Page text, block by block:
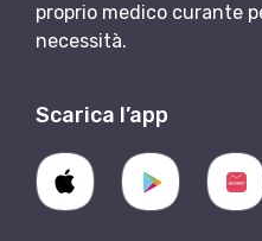
proprio medico curante
necessità.
Scarica l’app